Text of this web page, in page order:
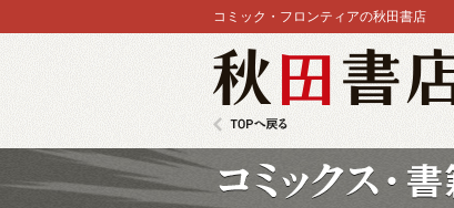
コミック・フロンティアの秋田書店